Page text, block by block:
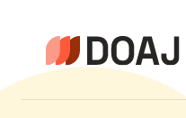
Conteúdo